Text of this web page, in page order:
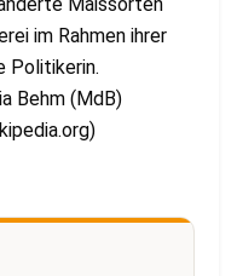
im Rahmen ihrer
Politikerin.
Behm (MdB)